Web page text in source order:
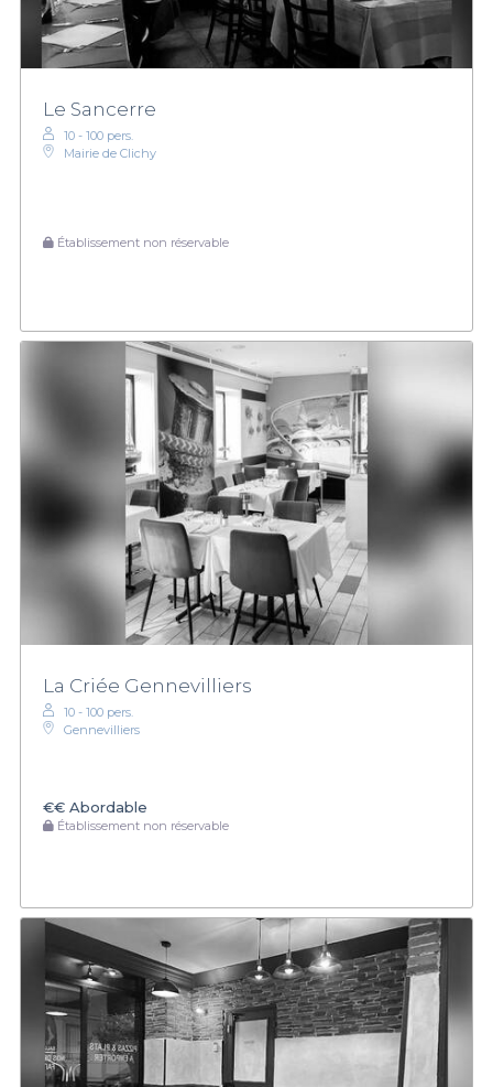
Le Sancerre
10 - 100 pers.
Mairie de Clichy
Établissement non réservable
La Criée Gennevilliers
10 - 100 pers.
Gennevilliers
€€ Abordable
Établissement non réservable